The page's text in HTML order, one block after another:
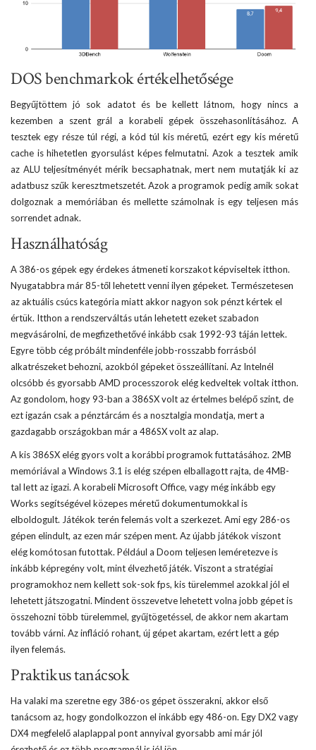
DOS benchmarkok értékelhetősége
Begyűjtöttem jó sok adatot és be kellett látnom, hogy nincs a
kezemben a szent grál a korabeli gépek összehasonlításához. A
tesztek egy része túl régi, a kód túl kis méretű, ezért egy kis méretű
cache is hihetetlen gyorsulást képes felmutatni. Azok a tesztek amik
az ALU teljesítményét mérik becsaphatnak, mert nem mutatják ki az
adatbusz szűk keresztmetszetét. Azok a programok pedig amik sokat
dolgoznak a memóriában és mellette számolnak is egy teljesen más
sorrendet adnak.
Használhatóság
A 386-os gépek egy érdekes átmeneti korszakot képviseltek itthon.
Nyugatabbra már 85-től lehetett venni ilyen gépeket. Természetesen
az aktuális csúcs kategória miatt akkor nagyon sok pénzt kértek el
értük. Itthon a rendszerváltás után lehetett ezeket szabadon
megvásárolni, de megfizethetővé inkább csak 1992-93 táján lettek.
Egyre több cég próbált mindenféle jobb-rosszabb forrásból
alkatrészeket behozni, azokból gépeket összeállítani. Az Intelnél
olcsóbb és gyorsabb AMD processzorok elég kedveltek voltak itthon.
Az gondolom, hogy 93-ban a 386SX volt az értelmes belépő szint, de
ezt igazán csak a pénztárcám és a nosztalgia mondatja, mert a
gazdagabb országokban már a 486SX volt az alap.
A kis 386SX elég gyors volt a korábbi programok futtatásához. 2MB
memóriával a Windows 3.1 is elég szépen elballagott rajta, de 4MB-
tal lett az igazi. A korabeli Microsoft Office, vagy még inkább egy
Works segítségével közepes méretű dokumentumokkal is
elboldogult. Játékok terén felemás volt a szerkezet. Ami egy 286-os
gépen elindult, az ezen már szépen ment. Az újabb játékok viszont
elég komótosan futottak. Például a Doom teljesen leméretezve is
inkább képregény volt, mint élvezhető játék. Viszont a stratégiai
programokhoz nem kellett sok-sok fps, kis türelemmel azokkal jól el
lehetett játszogatni. Mindent összevetve lehetett volna jobb gépet is
összehozni több türelemmel, gyűjtögetéssel, de akkor nem akartam
tovább várni. Az infláció rohant, új gépet akartam, ezért lett a gép
ilyen felemás.
Praktikus tanácsok
Ha valaki ma szeretne egy 386-os gépet összerakni, akkor első
tanácsom az, hogy gondolkozzon el inkább egy 486-on. Egy DX2 vagy
DX4 megfelelő alaplappal pont annyival gyorsabb ami már jól